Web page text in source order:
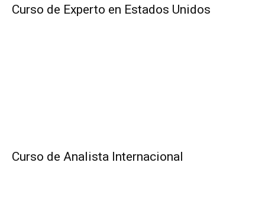
Curso de Experto en Estados Unidos
Curso de Analista Internacional